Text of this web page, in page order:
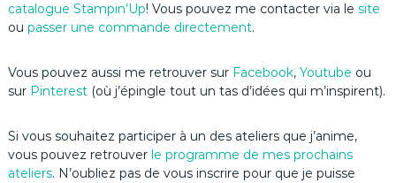
catalogue Stampin’Up! Vous pouvez me contacter via le site
ou passer une commande directement.
Vous pouvez aussi me retrouver sur Facebook, Youtube ou
sur Pinterest (où j’épingle tout un tas d’idées qui m’inspirent).
Si vous souhaitez participer à un des ateliers que j’anime,
vous pouvez retrouverle programme de mes prochains
ateliers. N’oubliez pas de vous inscrire pour que je puisse